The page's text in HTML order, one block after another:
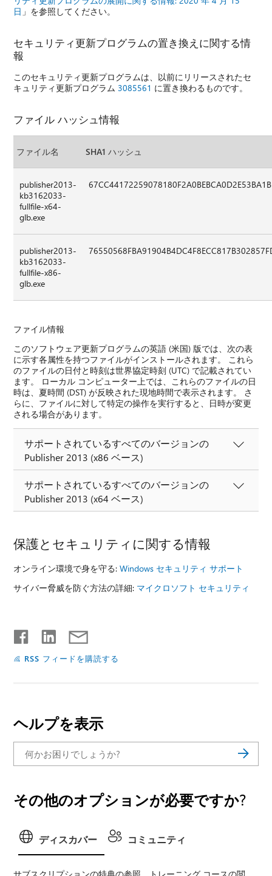
日 」を参照してください。
セキュリティ更新プログラムの置き換えに関する情
報
このセキュリティ更新プログラムは、以前にリリースされたセ
キュリティ更新プログラム3085561 に置き換わるものです。
ファイル ハッシュ情報
ファイル名 SHA1 ハッシュ
publisher2013-
kb3162033-
fullfile-x64-
glb.exe
publisher2013-
kb3162033-
fullfile-x86-
glb.exe
ファイル情報
このソフトウェア更新プログラムの英語 (米国) 版では、次の表
に示す各属性を持つファイルがインストールされます。 これら
のファイルの日付と時刻は世界協定時刻 (UTC) で記載されてい
ます。 ローカル コンピューター上では、これらのファイルの日
時は、夏時間 (DST) が反映された現地時間で表示されます。 さ
らに、ファイルに対して特定の操作を実行すると、日時が変更
される場合があります。
サポートされているすべてのバージョンの
Publisher 2013 (x86 ベース)
サポートされているすべてのバージョンの
Publisher 2013 (x64 ベース)
保護とセキュリティに関する情報
オンライン環境で身を守る:Windows セキュリティ サポート
サイバー脅威を防ぐ方法の詳細: マイクロソフト セキュリティ
RSS フィードを購読する
ヘルプを表示
その他のオプションが必要ですか?
ディスカバー コミュニティ